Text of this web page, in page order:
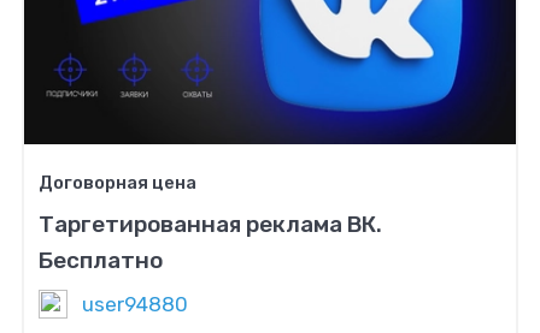
Договорная цена
Таргетированная реклама ВК.
Бесплатно
user94880